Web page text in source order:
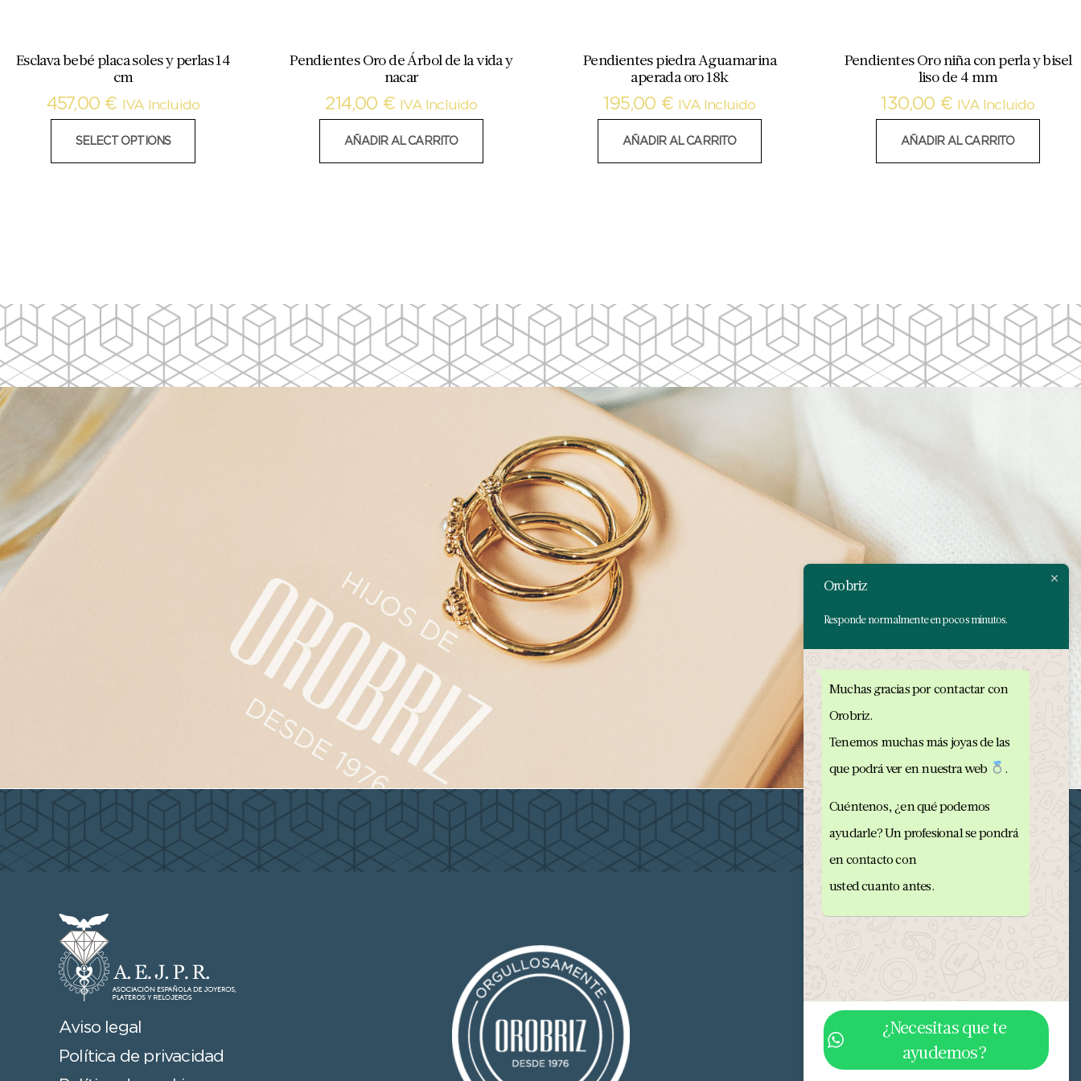
Esclava bebé placa soles y perlas 14
cm
457,00 € IVA Incluido
SELECT OPTIONS
Pendientes Oro de Árbol de la vida y
nacar
214,00 € IVA Incluido
AÑADIR AL CARRITO
Pendientes piedra Aguamarina
aperada oro 18k
195,00 € IVA Incluido
AÑADIR AL CARRITO
Pendientes Oro niña con perla y bisel
liso de 4 mm
130,00 € IVA Incluido
AÑADIR AL CARRITO
Aviso legal
Política de privacidad
682 293 876
Orobriz
Responde normalmente en pocos minutos.
Muchas gracias por contactar con
Orobriz.
Tenemos muchas más joyas de las
que podrá ver en nuestra web
.
Cuéntenos, ¿en qué podemos
ayudarle? Un profesional se pondrá
en contacto con
usted cuanto antes.
¿Necesitas que te
ayudemos?